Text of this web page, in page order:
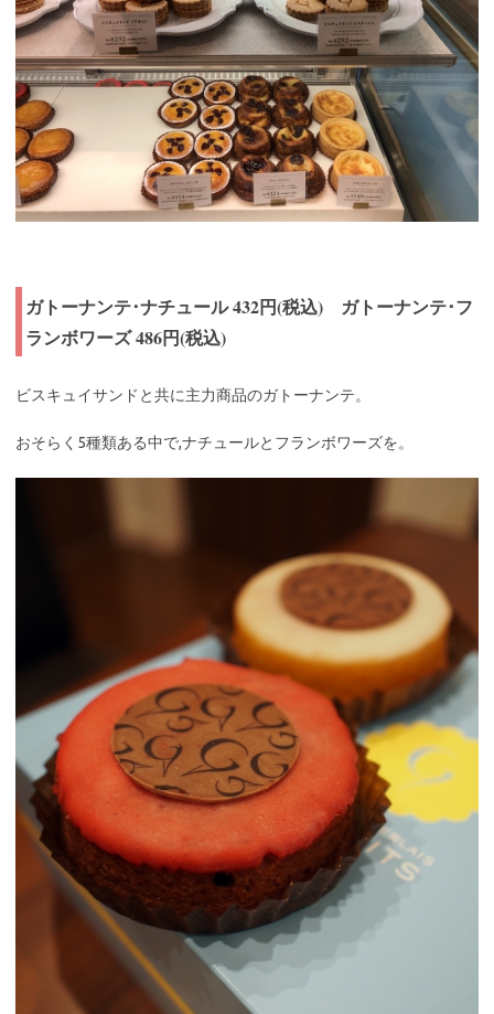
ガトーナンテ･ナチュール 432円(税込) ガトーナンテ･フ
ランボワーズ 486円(税込)
ビスキュイサンドと共に主力商品のガトーナンテ。
おそらく5種類ある中で,ナチュールとフランボワーズを。